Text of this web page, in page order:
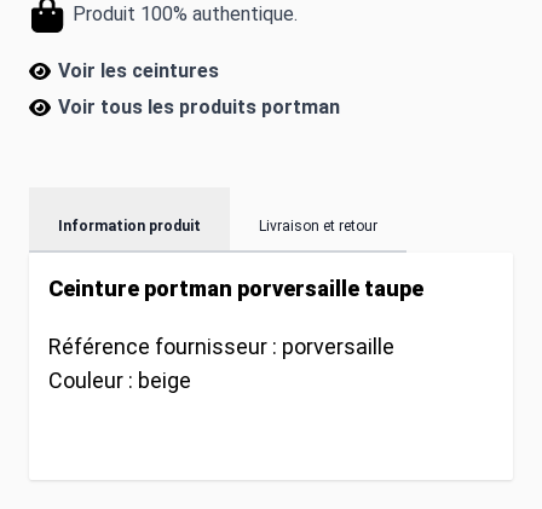
Produit 100% authentique.
Voir les ceintures
Voir tous les produits portman
Information produit Livraison et retour
Ceinture portman porversaille taupe
Référence fournisseur : porversaille
Couleur : beige